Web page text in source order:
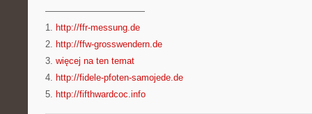
———————————
1. http://ffr-messung.de
2. http://ffw-grosswendern.de
3. więcej na ten temat
4. http://fidele-pfoten-samojede.de
5. http://fifthwardcoc.info